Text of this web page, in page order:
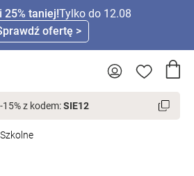
25% taniej!Tylko do 12.08
ofertę >
z kodem:SIE12